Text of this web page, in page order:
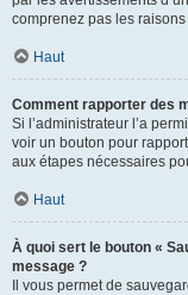
comprenez pas les
Haut
Comment rapporter des
Si l’administrateur l’a
voir un bouton pour
aux étapes nécessaires
Haut
À quoi sert le bouton «
message ?
Il vous permet de